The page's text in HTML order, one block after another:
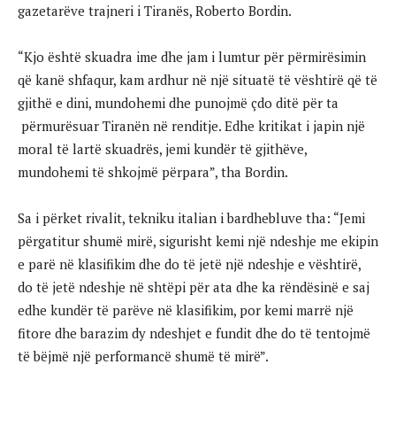
gazetarëve trajneri i Tiranës, Roberto Bordin.
“Kjo është skuadra ime dhe jam i lumtur për përmirësimin
që kanë shfaqur, kam ardhur në një situatë të vështirë që të
gjithë e dini, mundohemi dhe punojmë çdo ditë për ta
përmurësuar Tiranën në renditje. Edhe kritikat i japin një
moral të lartë skuadrës, jemi kundër të gjithëve,
mundohemi të shkojmë përpara”, tha Bordin.
Sa i përket rivalit, tekniku italian i bardhebluve tha: “Jemi
përgatitur shumë mirë, sigurisht kemi një ndeshje me ekipin
e parë në klasifikim dhe do të jetë një ndeshje e vështirë,
do të jetë ndeshje në shtëpi për ata dhe ka rëndësinë e saj
edhe kundër të parëve në klasifikim, por kemi marrë një
fitore dhe barazim dy ndeshjet e fundit dhe do të tentojmë
të bëjmë një performancë shumë të mirë”.